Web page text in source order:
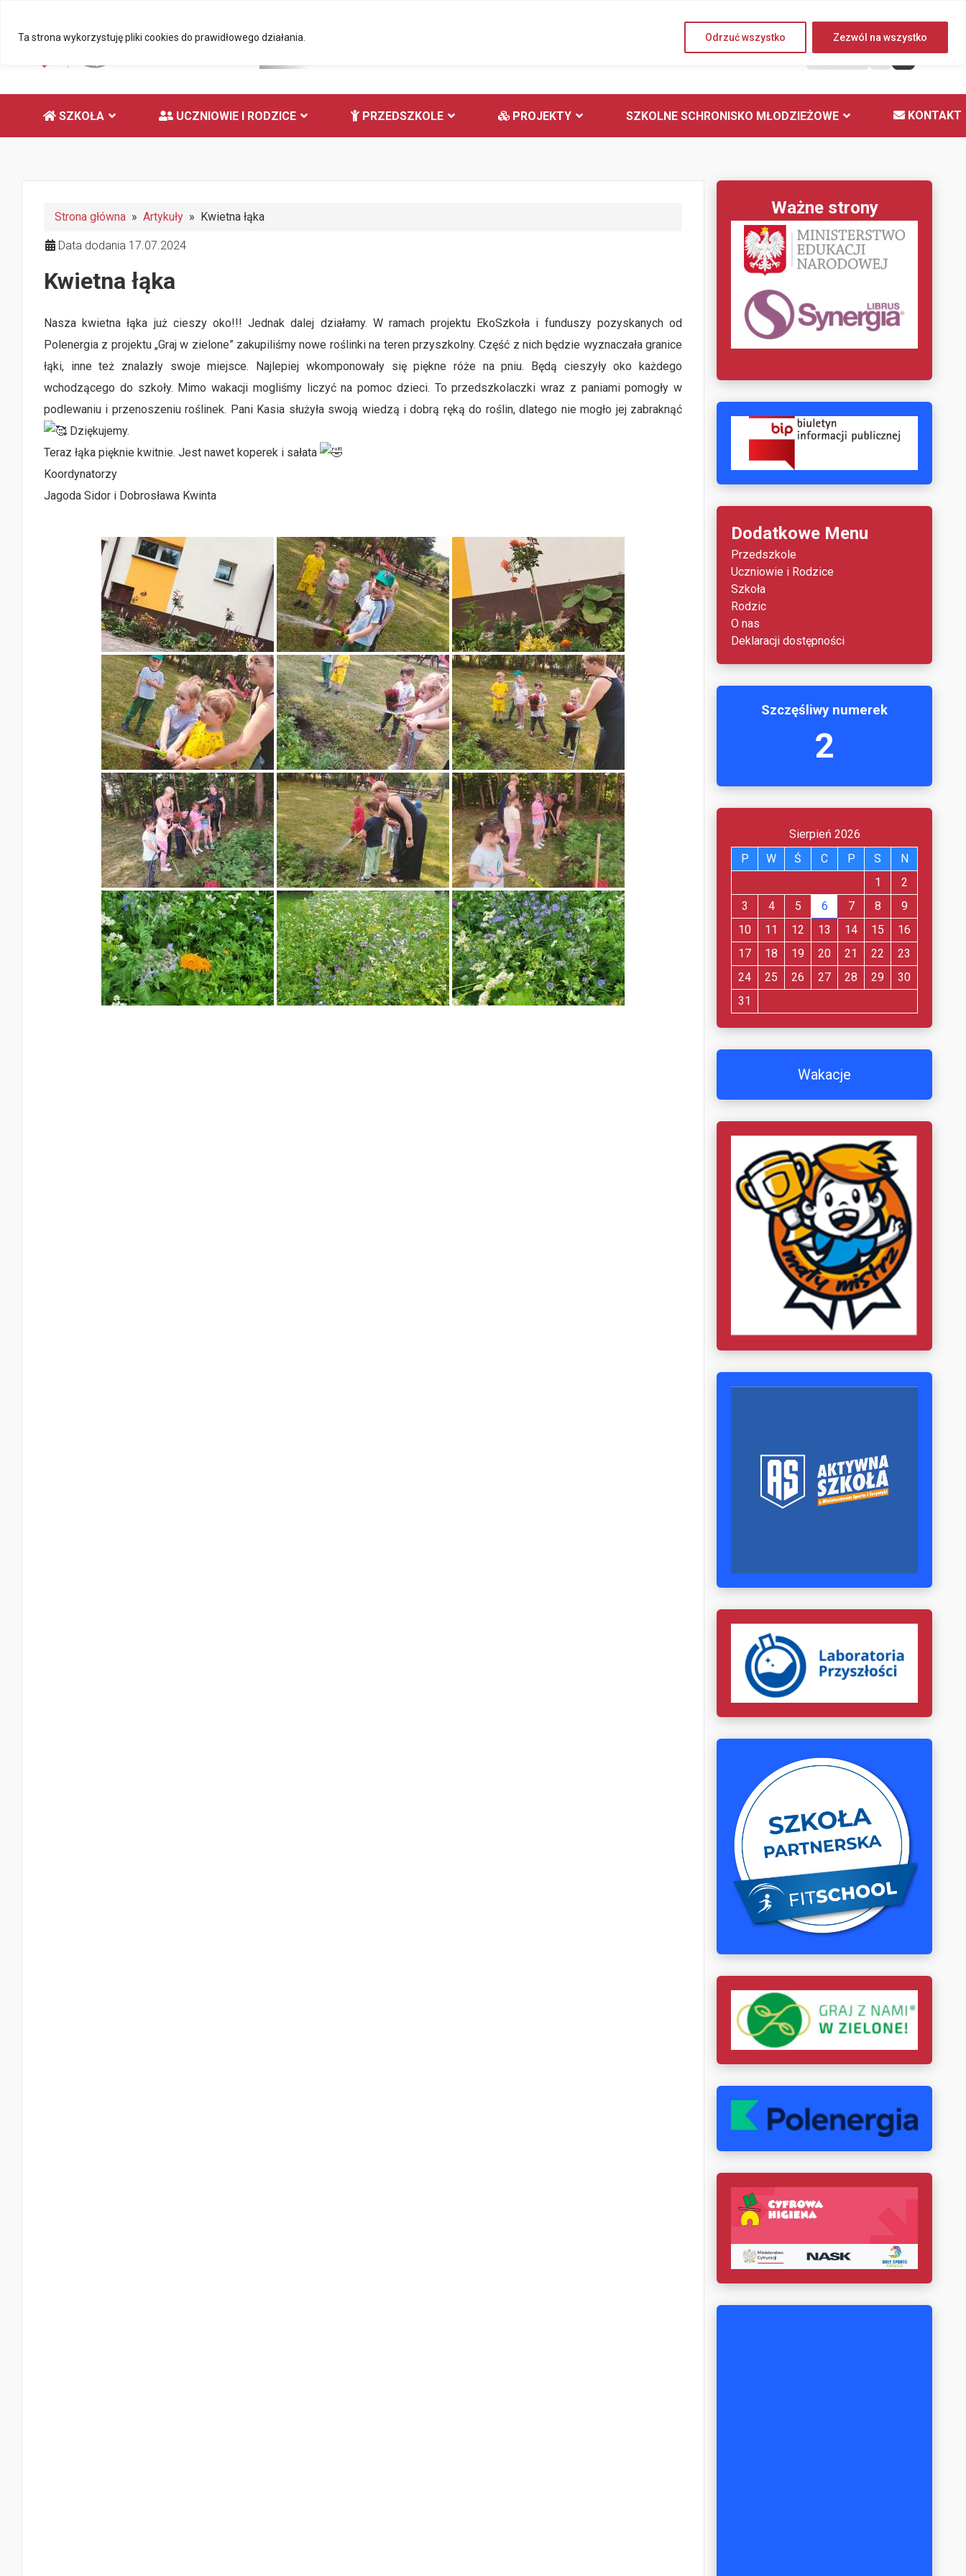
Ta strona wykorzystuję pliki cookies do prawidłowego działania. Odrzuć wszystko Zezwól na wszystko
Czwartek, 06 sierpnia 2026
A
SZKOŁA UCZNIOWIE I RODZICE PRZEDSZKOLE PROJEKTY SZKOLNE SCHRONISKO MŁODZIEŻOWE KONTAKT
Strona główna » Artykuły » Kwietna łąka
Data dodania 17.07.2024
Kwietna łąka
Nasza kwietna łąka już cieszy oko!!! Jednak dalej działamy. W ramach projektu EkoSzkoła i funduszy pozyskanych od
Polenergia z projektu „Graj w zielone” zakupiliśmy nowe roślinki na teren przyszkolny. Część z nich będzie wyznaczała granice
łąki, inne też znalazły swoje miejsce. Najlepiej wkomponowały się piękne róże na pniu. Będą cieszyły oko każdego
wchodzącego do szkoły. Mimo wakacji mogliśmy liczyć na pomoc dzieci. To przedszkolaczki wraz z paniami pomogły w
podlewaniu i przenoszeniu roślinek. Pani Kasia służyła swoją wiedzą i dobrą ręką do roślin, dlatego nie mogło jej zabraknąć
Dziękujemy.
Teraz łąka pięknie kwitnie. Jest nawet koperek i sałata
Koordynatorzy
Jagoda Sidor i Dobrosława Kwinta
Ważne strony
Dodatkowe Menu
Przedszkole
Uczniowie i Rodzice
Szkoła
Rodzic
O nas
Deklaracji dostępności
Szczęśliwy numerek
2
Sierpień 2026
P
W Ś C P S
N
1
2
3
4 5 6 7 8
9
10
11 12 13 14 15
16
17
18 19 20 21 22
23
24
25 26 27 28 29
30
31
Wakacje